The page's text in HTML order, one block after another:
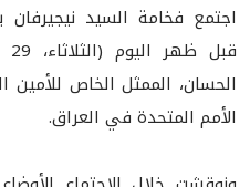
اجتمع فخامة السيد نيجيرفان
الحسان، الممثل الخاص للأمين
الأمم المتحدة في العراق.